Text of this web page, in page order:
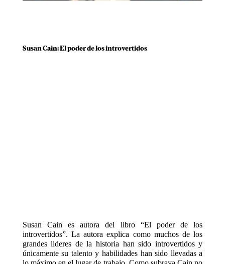
Susan Cain: El poder de los introvertidos
Susan Cain es autora del libro “El poder de los
introvertidos”. La autora explica como muchos de los
grandes lideres de la historia han sido introvertidos y
únicamente su talento y habilidades han sido llevadas a